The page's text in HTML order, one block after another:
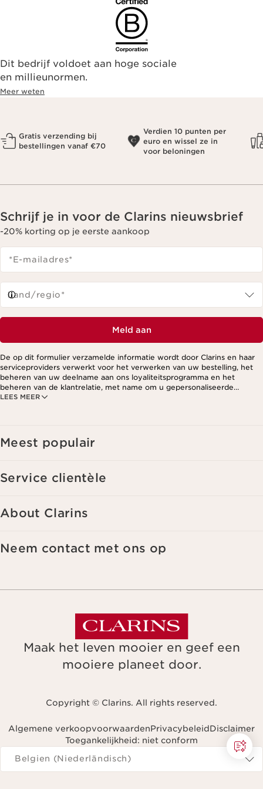
Dit bedrijf voldoet aan hoge sociale
en millieunormen.
Meer weten
Gratis verzending bij
bestellingen vanaf €70
Verdien 10 punten per
euro en wissel ze in
voor beloningen
Schrijf je in voor de Clarins nieuwsbrief
-20% korting op je eerste aankoop
*E-mailadres*
Land/regio*
Meld aan
LEES MEER
De op dit formulier verzamelde informatie wordt door Clarins en haar
serviceproviders verwerkt voor het verwerken van uw bestelling, het
beheren van uw deelname aan ons loyaliteitsprogramma en het
beheren van de klantrelatie, met name om u gepersonaliseerde
aanbiedingen te kunnen sturen op basis van uw eerdere aankopen en
Meest populair
Service clientèle
About Clarins
Neem contact met ons op
Maak het leven mooier en geef een
mooiere planeet door.
Copyright © Clarins. All rights reserved.
Algemene verkoopvoorwaardenPrivacybeleidDisclaimer
Toegankelijkheid: niet conform
Navigeren naar
Belgien (Niederländisch)